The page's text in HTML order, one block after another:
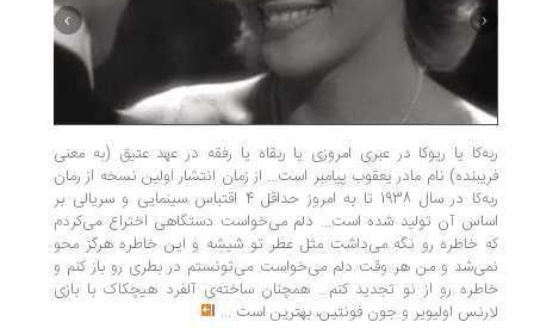
ربه‌کا یا ریوکا در عبری امروزی یا ربقاه یا رفقه در عهد عتیق (به معنی
فریبنده) نام مادر یعقوب پیامبر است... از زمان انتشار اولین نسخه‌ از رمان
ربه‌کا در سال 1938 تا به امروز حداقل 4 اقتباس سینمایی و سریالی بر
اساس آن تولید شده است... دلم می‌خواست دستگاهی اختراع می‌کردم
که خاطره رو نگه می‌داشت مثل عطر تو شیشه و این خاطره هرگز محو
نمی‌شد و من هر وقت دلم می‌خواست می‌تونستم در بطری رو باز کنم و
خاطره رو از نو تجدید کنم... همچنان ساخته‌ی آلفرد هیچکاک با بازی
لارنس اولیویر و جون فونتین، بهترین است ...